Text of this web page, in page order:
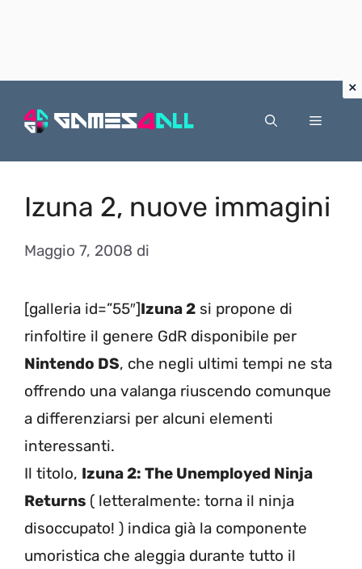
Menu
Izuna 2, nuove immagini
Maggio 7, 2008 di
[galleria id=”55″]Izuna 2 si propone di
rinfoltire il genere GdR disponibile per
Nintendo DS, che negli ultimi tempi ne sta
offrendo una valanga riuscendo comunque
a differenziarsi per alcuni elementi
interessanti.
Il titolo, Izuna 2: The Unemployed Ninja
Returns ( letteralmente: torna il ninja
disoccupato! ) indica già la componente
umoristica che aleggia durante tutto il